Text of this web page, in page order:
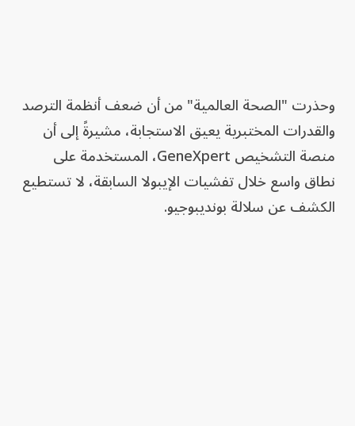
وحذرت "الصحة العالمية" من أن ضعف أنظمة الترصد
والقدرات المختبرية يعيق الاستجابة، مشيرةً إلى أن
منصة التشخيص GeneXpert، المستخدمة على
نطاق واسع خلال تفشيات الإيبولا السابقة، لا تستطيع
الكشف عن سلالة بونديبوجيو.